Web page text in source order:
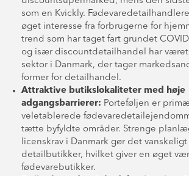
som en Kvickly.
øget interesse fra forbrugerne for
trend som har taget fart grundet
og især discountdetailhandel har været
sektor i Danmark, der tager
former for detailhandel.
Attraktive butikslokaliteter med høje
adgangsbarrierer: Porteføljen er
veletablerede
tætte byfyldte områder. Strenge
licenskrav i Danmark gør det
detailbutikker, hvilket giver en øget
fødevarebutikker.